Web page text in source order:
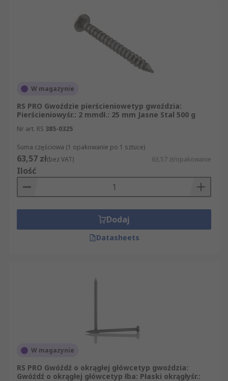
W magazynie
RS PRO Gwoździe pierścieniowetyp gwoździa:
Pierścieniowyśr.: 2 mmdł.: 25 mm Jasne Stal 500 g
Nr art. RS 385-0325
Suma częściowa (1 opakowanie po 1 sztuce)
63,57 zł(bez VAT) 63,57 zł/opakowanie
Ilość
Dodaj
Datasheets
W magazynie
RS PRO Gwóźdź o okrągłej główcetyp gwoździa:
Gwóźdź o okrągłej główcetyp łba: Płaski okrągłyśr.: